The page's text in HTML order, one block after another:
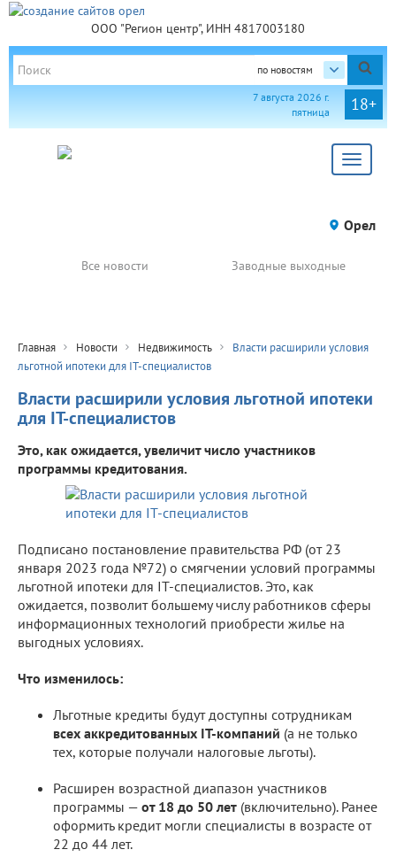
ООО "Регион центр", ИНН 4817003180
по новостям
18+
7 августа 2026 г.
пятница
Toggle
Орел
Все новости Заводные выходные
Главная Новости Недвижимость
Власти расширили условия
льготной ипотеки для IT-специалистов
Власти расширили условия льготной ипотеки
для IT-специалистов
Это, как ожидается, увеличит число участников
программы кредитования.
Подписано постановление правительства РФ (от 23
января 2023 года №72) о смягчении условий программы
льготной ипотеки для IT-специалистов. Это, как
ожидается, позволит большему числу работников сферы
информационных технологий приобрести жилье на
выгодных условиях.
Что изменилось:
Льготные кредиты будут доступны сотрудникам
всех аккредитованных IT-компаний (а не только
тех, которые получали налоговые льготы).
Расширен возрастной диапазон участников
программы — от 18 до 50 лет (включительно). Ранее
оформить кредит могли специалисты в возрасте от
22 до 44 лет.